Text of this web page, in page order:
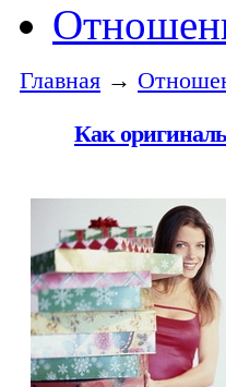
Главная →
Как